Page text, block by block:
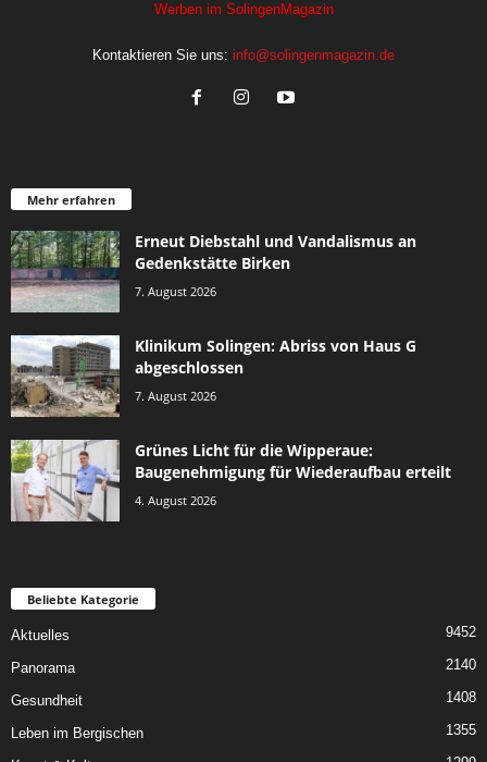
Werben im SolingenMagazin
Kontaktieren Sie uns: info@solingenmagazin.de
Mehr erfahren
Erneut Diebstahl und Vandalismus an
Gedenkstätte Birken
7. August 2026
Klinikum Solingen: Abriss von Haus G
abgeschlossen
7. August 2026
Grünes Licht für die Wipperaue:
Baugenehmigung für Wiederaufbau erteilt
4. August 2026
Beliebte Kategorie
Aktuelles 9452
Panorama 2140
Gesundheit 1408
Leben im Bergischen 1355